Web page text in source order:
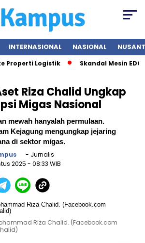
INTERNASIONAL NASIONAL
Logistik Skandal Mesin EDC
Riza Chalid Ungkap
Migas Nasional
mewah hanyalah permulaan.
Kejagung mengungkap jejaring
di sektor migas.
- Jurnalis
2025 - 08:33 WIB
Riza Chalid. (Facebook.com